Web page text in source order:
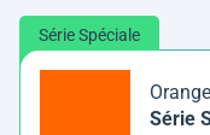
Série Spéciale
Orange
Série